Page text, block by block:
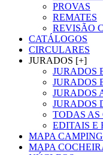
PROVAS
REMATES
REVISÃO
CATÁLOGOS
CIRCULARES
JURADOS [+]
JURADOS
JURADOS
JURADOS
JURADOS
TODAS AS
EDITAIS E
MAPA CAMPING
MAPA